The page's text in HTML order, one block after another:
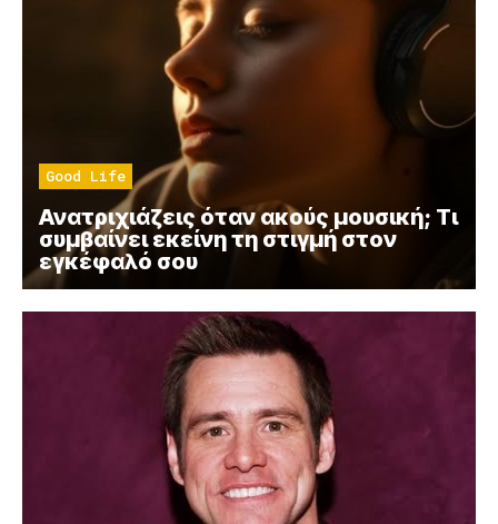
Good Life
Ανατριχιάζεις όταν ακούς μουσική; Τι
συμβαίνει εκείνη τη στιγμή στον
εγκέφαλό σου